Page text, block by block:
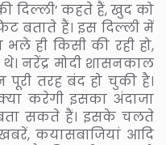
दिल्ली’ कहते हैं, खुद को
बताते हैं। इस दिल्ली में
ही किसी की रही हो,
नरेंद्र मोदी शासनकाल
पूरी तरह बंद हो चुकी है।
करेगी इसका अंदाजा
सकते हैं। इसके चलते
कयासबाजियां आदि